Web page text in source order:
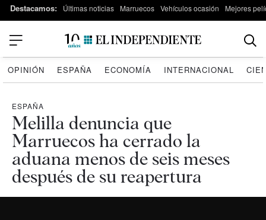
Destacamos: Últimas noticias Marruecos Vehículos ocasión Mejores
OPINIÓN ESPAÑA ECONOMÍA INTERNACIONAL
ESPAÑA
Melilla denuncia que
Marruecos ha cerrado la
aduana menos de seis meses
después de su reapertura